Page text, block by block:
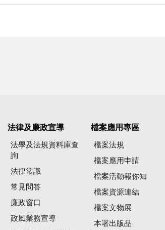
法律及廉政宣導
法學及法規資料庫查
詢
法律常識
常見問答
廉政窗口
政風業務宣導
檔案應用專區
檔案法規
檔案應用申請
檔案活動報你知
檔案資源連結
檔案文物展
本署出版品